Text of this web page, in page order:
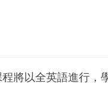
將以全英語進行